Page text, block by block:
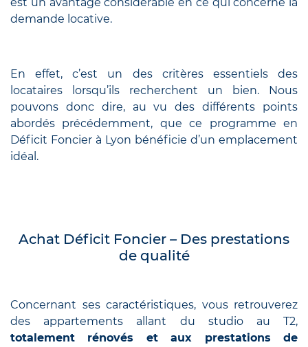
est un avantage considérable en ce qui concerne la
demande locative.
En effet, c’est un des critères essentiels des
locataires lorsqu’ils recherchent un bien. Nous
pouvons donc dire, au vu des différents points
abordés précédemment, que ce programme en
Déficit Foncier à Lyon bénéficie d’un emplacement
idéal.
Achat Déficit Foncier – Des prestations
de qualité
Concernant ses caractéristiques, vous retrouverez
des appartements allant du studio au T2,
totalement rénovés et aux prestations de